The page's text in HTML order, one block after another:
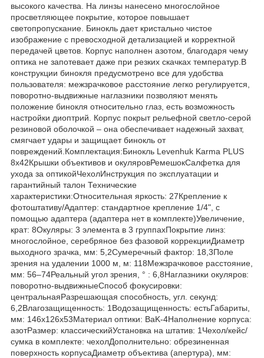
высокого качества. На линзы нанесено многослойное
просветляющее покрытие, которое повышает
светопропускание. Бинокль дает кристально чистое
изображение с превосходной детализацией и корректной
передачей цветов. Корпус наполнен азотом, благодаря чему
оптика не запотевает даже при резких скачках температур.В
конструкции бинокля предусмотрено все для удобства
пользователя: межзрачковое расстояние легко регулируется,
поворотно-выдвижные наглазники позволяют менять
положение бинокля относительно глаз, есть возможность
настройки диоптрий. Корпус покрыт рельефной светло-серой
резиновой оболочкой – она обеспечивает надежный захват,
смягчает удары и защищает бинокль от
повреждений.Комплектация:Бинокль Levenhuk Karma PLUS
8x42Крышки объективов и окуляровРемешокСалфетка для
ухода за оптикойЧехолИнструкция по эксплуатации и
гарантийный талон Технические
характеристики:Относительная яркость: 27Крепление к
фотоштативу/Адаптер: стандартное крепление 1/4", с
помощью адаптера (адаптера нет в комплекте)Увеличение,
крат: 8Окуляры: 3 элемента в 3 группахПокрытие линз:
многослойное, серебряное без фазовой коррекцииДиаметр
выходного зрачка, мм: 5,2Сумеречный фактор: 18,3Поле
зрения на удалении 1000 м, м: 118Межзрачковое расстояние,
мм: 56–74Реальный угол зрения, ° : 6,8Наглазники окуляров:
поворотно-выдвижныеСпособ фокусировки:
центральнаяРазрешающая способность, угл. секунд:
6,2Влагозащищенность: 1Водозащищенность: естьГабариты,
мм: 146x126x53Материал оптики: BaK-4Наполнение корпуса:
азотРазмер: классическийУстановка на штатив: 1Чехол/кейс/
сумка в комплекте: чехолДополнительно: обрезиненная
поверхность корпусаДиаметр объектива (апертура), мм: